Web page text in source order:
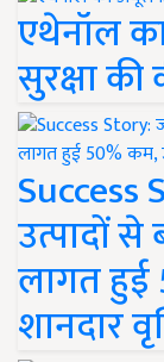
एथेनॉल
सुरक्षा
उत्पादों
लागत
शानदार